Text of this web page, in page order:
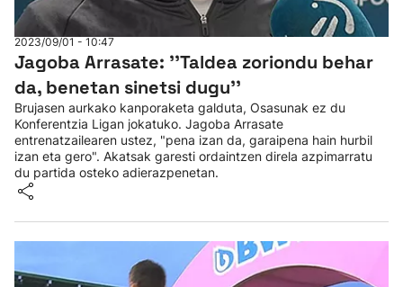
2023/09/01 - 10:47
Jagoba Arrasate: ''Taldea zoriondu behar
da, benetan sinetsi dugu''
Brujasen aurkako kanporaketa galduta, Osasunak ez du
Konferentzia Ligan jokatuko. Jagoba Arrasate
entrenatzailearen ustez, "pena izan da, garaipena hain hurbil
izan eta gero". Akatsak garesti ordaintzen direla azpimarratu
du partida osteko adierazpenetan.